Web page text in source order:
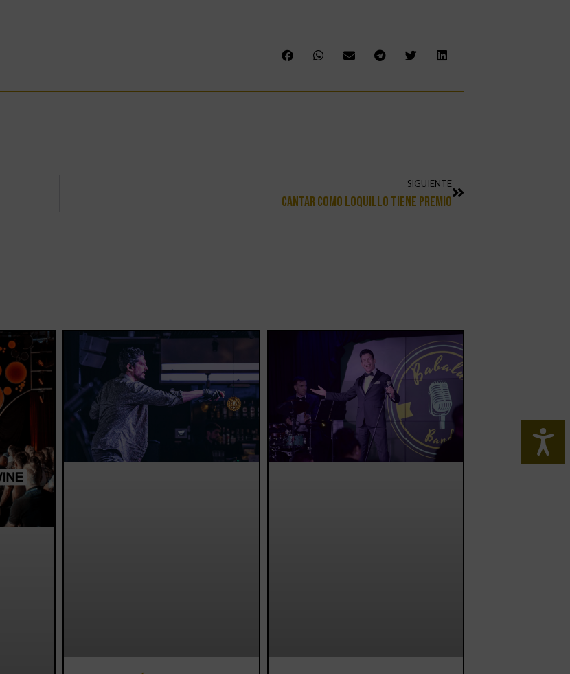
SIGUIENTE
Cantar Como Loquillo Tiene Premio